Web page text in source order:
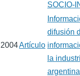
SOCIO-
2004Artículo
difusión
la
argentina